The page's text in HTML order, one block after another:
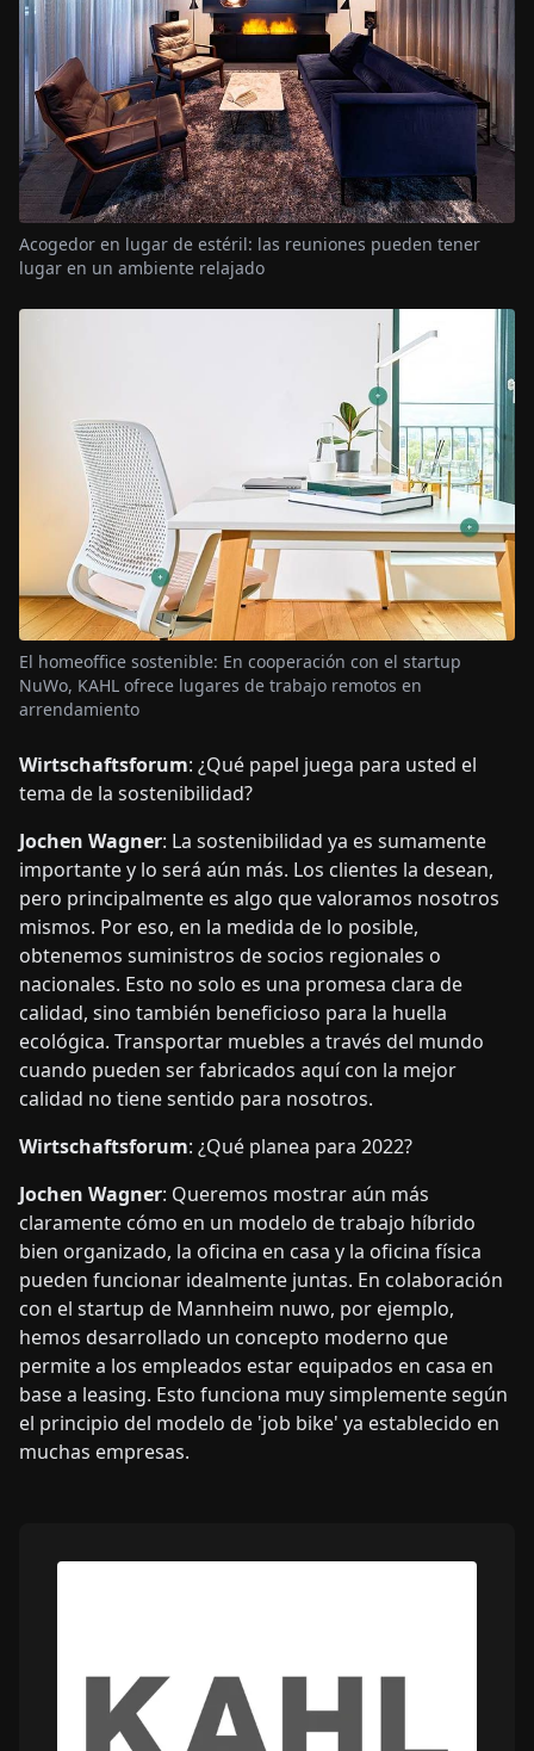
Acogedor en lugar de estéril: las reuniones pueden tener
lugar en un ambiente relajado
El homeoffice sostenible: En cooperación con el startup
NuWo, KAHL ofrece lugares de trabajo remotos en
arrendamiento
Wirtschaftsforum: ¿Qué papel juega para usted el
tema de la sostenibilidad?
Jochen Wagner: La sostenibilidad ya es sumamente
importante y lo será aún más. Los clientes la desean,
pero principalmente es algo que valoramos nosotros
mismos. Por eso, en la medida de lo posible,
obtenemos suministros de socios regionales o
nacionales. Esto no solo es una promesa clara de
calidad, sino también beneficioso para la huella
ecológica. Transportar muebles a través del mundo
cuando pueden ser fabricados aquí con la mejor
calidad no tiene sentido para nosotros.
Wirtschaftsforum: ¿Qué planea para 2022?
Jochen Wagner: Queremos mostrar aún más
claramente cómo en un modelo de trabajo híbrido
bien organizado, la oficina en casa y la oficina física
pueden funcionar idealmente juntas. En colaboración
con el startup de Mannheim nuwo, por ejemplo,
hemos desarrollado un concepto moderno que
permite a los empleados estar equipados en casa en
base a leasing. Esto funciona muy simplemente según
el principio del modelo de 'job bike' ya establecido en
muchas empresas.